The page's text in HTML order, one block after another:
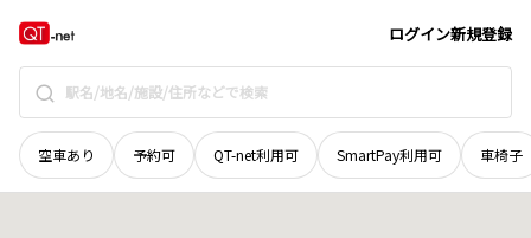
ログイン新規登録
空車あり 予約可 QT-net利用可 SmartPay利用可 車椅子
群馬県